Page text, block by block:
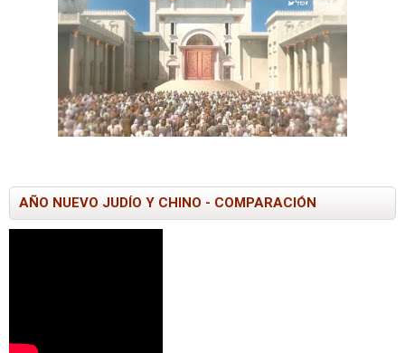
AÑO NUEVO JUDÍO Y CHINO - COMPARACIÓN